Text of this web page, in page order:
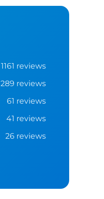
1161 reviews
289 reviews
61 reviews
41 reviews
26 reviews